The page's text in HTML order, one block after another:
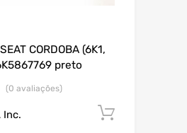
CORDOBA (6K1,
preto
(0 avaliações)
Inc.